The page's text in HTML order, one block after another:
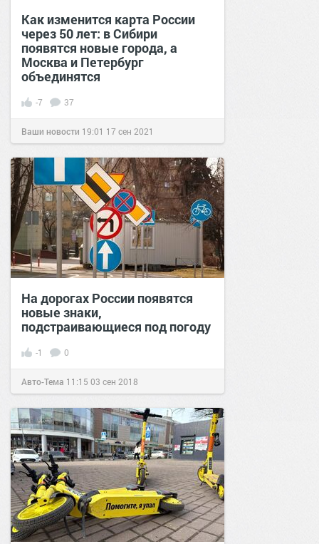
Как изменится карта России
через 50 лет: в Сибири
появятся новые города, а
Москва и Петербург
объединятся
-7 37
Ваши новости 19:01 17 сен 2021
На дорогах России появятся
новые знаки,
подстраивающиеся под погоду
-1 0
Авто-Тема 11:15 03 сен 2018